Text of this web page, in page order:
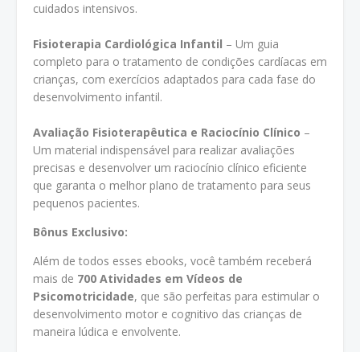
cuidados intensivos.
Fisioterapia Cardiológica Infantil – Um guia
completo para o tratamento de condições cardíacas em
crianças, com exercícios adaptados para cada fase do
desenvolvimento infantil.
Avaliação Fisioterapêutica e Raciocínio Clínico –
Um material indispensável para realizar avaliações
precisas e desenvolver um raciocínio clínico eficiente
que garanta o melhor plano de tratamento para seus
pequenos pacientes.
Bônus Exclusivo:
Além de todos esses ebooks, você também receberá
mais de 700 Atividades em Vídeos de
Psicomotricidade, que são perfeitas para estimular o
desenvolvimento motor e cognitivo das crianças de
maneira lúdica e envolvente.